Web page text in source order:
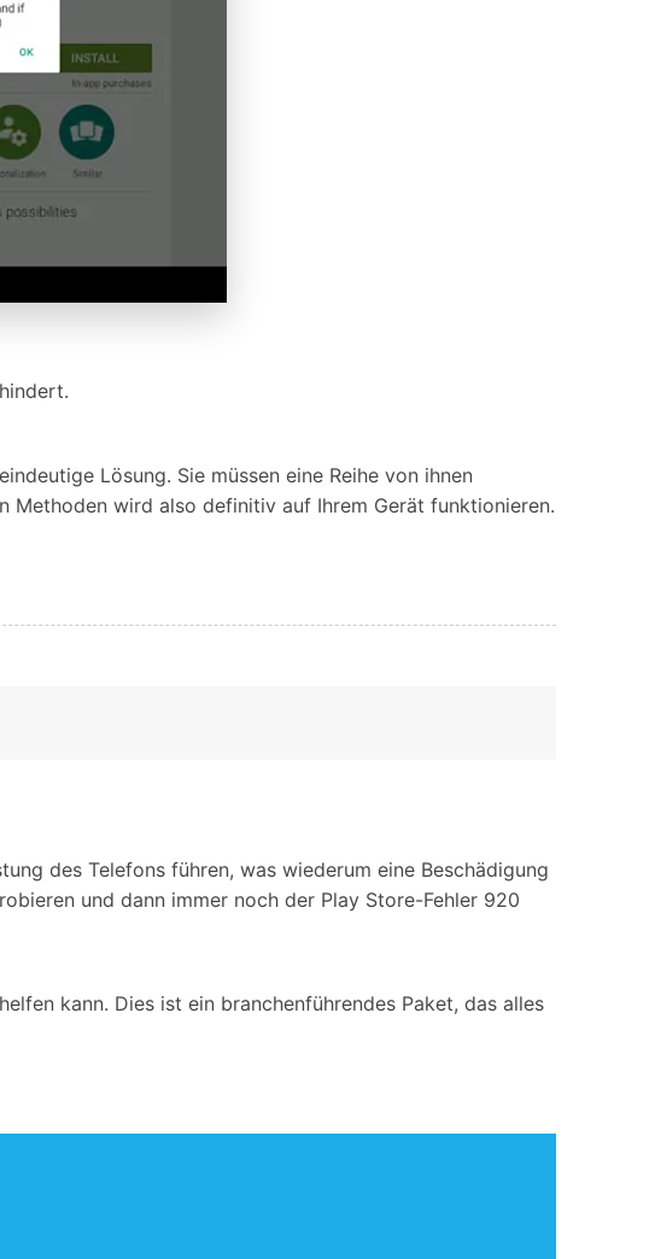
Lösung. Sie müssen eine Reihe von ihnen
Methoden wird also definitiv auf Ihrem Gerät funktionieren.
des Telefons führen, was wiederum eine Beschädigung
und dann immer noch der Play Store-Fehler 920
kann. Dies ist ein branchenführendes Paket, das alles